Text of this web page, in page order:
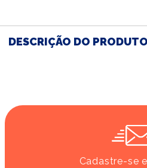
DESCRIÇÃO DO PRODUTO
Cadastre-se